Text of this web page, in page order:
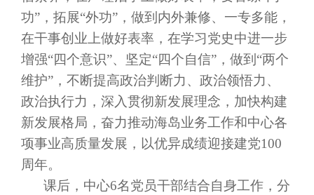
功”，拓展“外功”，做到内外兼修、一专多能，
在干事创业上做好表率，在学习党史中进一步
增强“四个意识”、坚定“四个自信”，做到 “两个
维护”，不断提高政治判断力、政治领悟力、
政治执行力，深入贯彻新发展理念，加快构建
新发展格局，奋力推动海岛业务工作和中心各
项事业高质量发展，以优异成绩迎接建党100
周年。
课后，中心6名党员干部结合自身工作，分